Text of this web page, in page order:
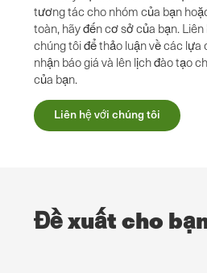
tương tác cho nhóm của bạn
toàn, hãy đến cơ sở của bạn. Liên
chúng tôi để thảo luận về các lựa
nhận báo giá và lên lịch đào tạo
của bạn.
Liên hệ với chúng tôi
Đề xuất cho